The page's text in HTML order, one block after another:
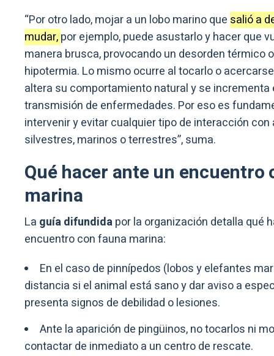
“Por otro lado, mojar a un lobo marino que salió a
mudar,por ejemplo, puede asustarlo y hacer que
manera brusca, provocando un desorden térmico
hipotermia. Lo mismo ocurre al tocarlo o
altera su comportamiento natural y se incrementa
transmisión de enfermedades. Por eso es
intervenir y evitar cualquier tipo de interacción
silvestres, marinos o terrestres”, suma.
Qué hacer ante un encuentro
marina
La guía difundidapor la organización detalla qué
encuentro con fauna marina:
En el caso de pinnípedos (lobos y elefantes
distancia si el animal está sano y dar aviso a
presenta signos de debilidad o lesiones.
Ante la aparición de pingüinos, no tocarlos ni
contactar de inmediato a un centro de rescate.